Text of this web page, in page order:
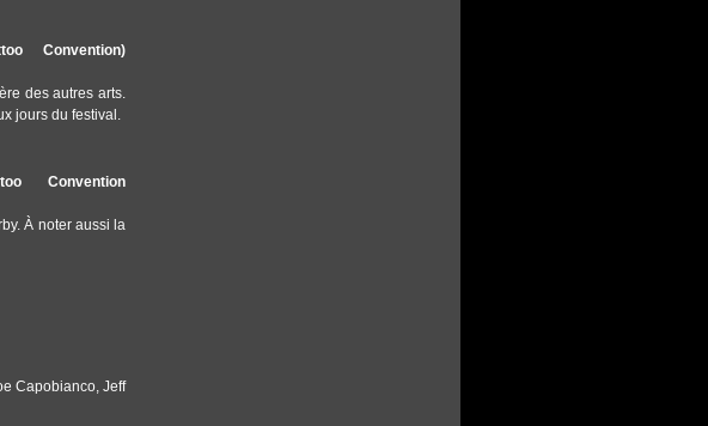
Convention)
des autres arts.
jours du festival.
Convention
À noter aussi la
Capobianco, Jeff